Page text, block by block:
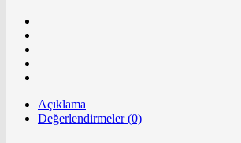
Açıklama
Değerlendirmeler (0)